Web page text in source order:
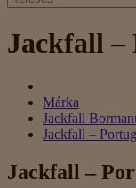
Jackfall –
Márka
Jackfall
Jackfall –
Jackfall –